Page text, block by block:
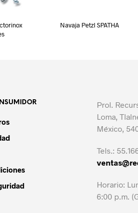
Navaja Petzl SPATHA
Prol.
Loma,
México,
Tels.:
Horario:
6:00 p.m.